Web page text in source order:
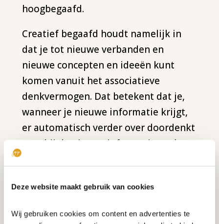
Deze website maakt gebruik van cookies
Wij gebruiken cookies om content en advertenties te
hoogbegaafd.
Creatief begaafd houdt namelijk in
dat je tot nieuwe verbanden en
nieuwe concepten en ideeën kunt
komen vanuit het associatieve
denkvermogen. Dat betekent dat je,
wanneer je nieuwe informatie krijgt,
er automatisch verder over doordenkt
waarbij de nieuwe informatie snel
voorkomen bij diverse IQ-niveaus. Pas